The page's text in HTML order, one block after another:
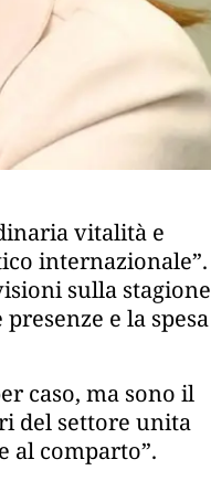
vitalità e
internazionale”.
sulla stagione
e la spesa
caso, ma sono il
del settore unita
al comparto”.